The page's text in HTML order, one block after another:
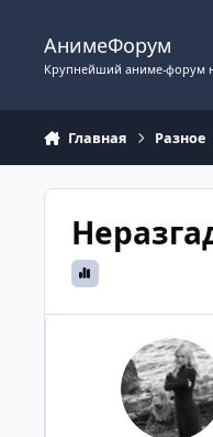
АнимеФорум
Крупнейший аниме-форум
Главная Разное